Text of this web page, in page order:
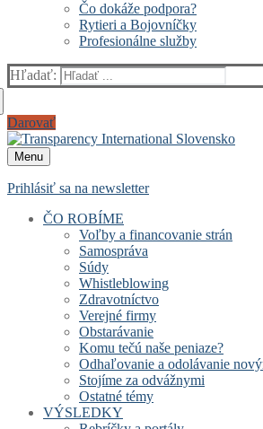
Čo dokáže podpora?
Rytieri a Bojovníčky
Profesionálne služby
Hľadať:
Darovať
Menu
Prihlásiť sa na newsletter
ČO ROBÍME
Voľby a financovanie strán
Samospráva
Súdy
Whistleblowing
Zdravotníctvo
Verejné firmy
Obstarávanie
Komu tečú naše peniaze?
Odhaľovanie a odolávanie
Stojíme za odvážnymi
Ostatné témy
VÝSLEDKY